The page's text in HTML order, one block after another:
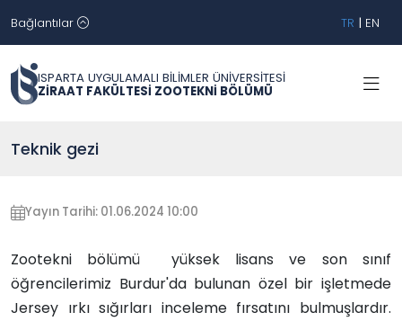
Bağlantılar TR | EN
ISPARTA UYGULAMALI BİLİMLER ÜNİVERSİTESİ
ZİRAAT FAKÜLTESİ ZOOTEKNİ BÖLÜMÜ
Teknik gezi
Yayın Tarihi: 01.06.2024 10:00
Zootekni bölümü yüksek lisans ve son sınıf
öğrencilerimiz Burdur'da bulunan özel bir işletmede
Jersey ırkı sığırları inceleme fırsatını bulmuşlardır.